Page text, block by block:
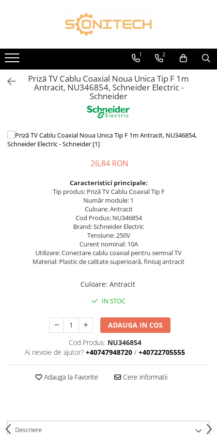
Toate Produsele
FOTOVOLTAICE
Acumulatori
ATS / Comutatoare Transfer
Panouri Fotovoltaice
Sisteme de prindere
Sisteme Fotovoltaice Complete cu
Busbar Șine Conexiuni
Accesorii
Pini, riglete, cleme
Țeavă PVC și copex
Cofrete de plastic și accesorii
Coliere de plastic
1 2
Priză TV Cablu Coaxial Noua Unica Tip F 1m
Antracit, NU346854, Schneider Electric -
Schneider
26,84 RON
Caracteristici principale:
Tip produs: Priză TV Cablu Coaxial Tip F
Număr module: 1
Culoare: Antracit
Cod Produs: NU346854
Brand: Schneider Electric
Tensiune: 250V
Curent nominal: 10A
Utilizare: Conectare cablu coaxial pentru semnal TV
Material: Plastic de calitate superioară, finisaj antracit
Culoare: Antracit
IN STOC
ADAUGA IN COS
Cod Produs: NU346854
Ai nevoie de ajutor? +40747948720 / +40722705555
Adauga la Favorite Cere informatii
Descriere